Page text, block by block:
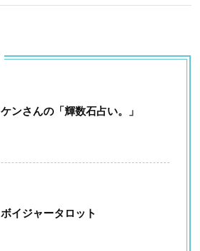
ケンさんの「輝数石占い。」
ボイジャータロット